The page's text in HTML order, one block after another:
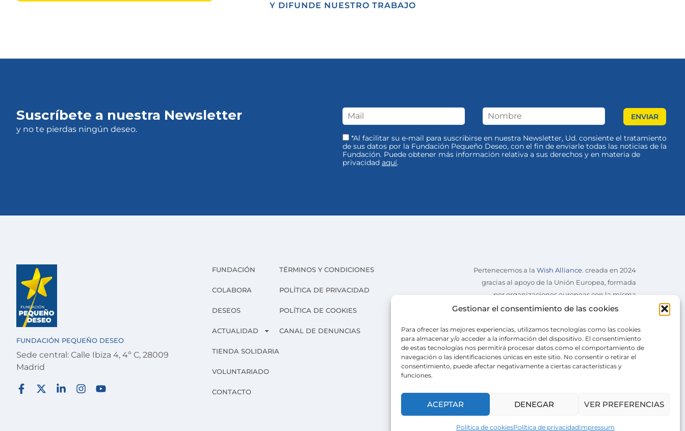
Gestionar el consentimiento de las cookies
Para ofrecer las mejores experiencias, utilizamos tecnologías como las cookies
para almacenar y/o acceder a la información del dispositivo. El consentimiento
de estas tecnologías nos permitirá procesar datos como el comportamiento de
navegación o las identificaciones únicas en este sitio. No consentir o retirar el
consentimiento, puede afectar negativamente a ciertas características y
funciones.
ACEPTAR DENEGAR VER PREFERENCIAS
Política de cookiesPolítica de privacidadImpressum
Y DIFUNDE NUESTRO TRABAJO
Suscríbete a nuestra Newsletter
y no te pierdas ningún deseo.
*Al facilitar su e-mail para suscribirse en nuestra Newsletter, Ud. consiente el tratamiento
de sus datos por la Fundación Pequeño Deseo, con el fin de enviarle todas las noticias de la
Fundación. Puede obtener más información relativa a sus derechos y en materia de
privacidad aquí.
FUNDACIÓN PEQUEÑO DESEO
Sede central: Calle Ibiza 4, 4º C, 28009
Madrid
FUNDACIÓN
COLABORA
DESEOS
ACTUALIDAD
TIENDA SOLIDARIA
VOLUNTARIADO
CONTACTO
TÉRMINOS Y CONDICIONES
POLÍTICA DE PRIVACIDAD
POLÍTICA DE COOKIES
CANAL DE DENUNCIAS
Pertenecemos a la Wish Alliance. creada en 2024
gracias al apoyo de la Unión Europea, formada
por organizaciones europeas con la misma
misión.